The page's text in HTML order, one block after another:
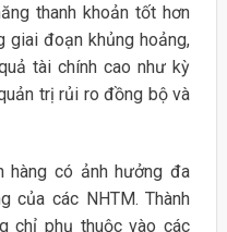
thanh khoản tốt hơn
giai đoạn khủng hoảng,
tài chính cao như kỳ
trị rủi ro đồng bộ và
hàng có ảnh hưởng đa
của các NHTM. Thành
chỉ phụ thuộc vào các